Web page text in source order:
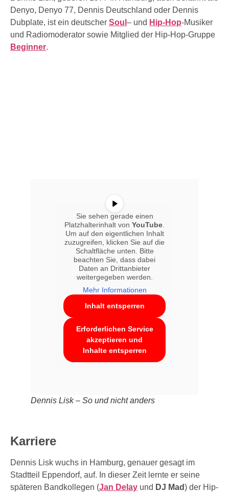
Denyo, Denyo 77, Dennis Deutschland oder Dennis
Dubplate, ist ein deutscher Soul – und Hip-Hop-Musiker
und Radiomoderator sowie Mitglied der Hip-Hop-Gruppe
Beginner.
Sie sehen gerade einen
Platzhalterinhalt von YouTube
Um auf den eigentlichen Inhalt
zuzugreifen, klicken Sie auf die
Schaltfläche unten. Bitte
beachten Sie, dass dabei
Daten an Drittanbieter
weitergegeben werden.
Mehr Informationen
Inhalt entsperren
Erforderlichen Service
akzeptieren und
Inhalte entsperren
Dennis Lisk – So und nicht anders
Karriere
Dennis Lisk wuchs in Hamburg, genauer gesagt im
Stadtteil Eppendorf, auf. In dieser Zeit lernte er seine
späteren Bandkollegen (Jan Delay und DJ Mad) der Hip-